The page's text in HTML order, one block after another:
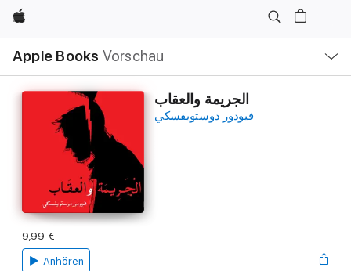
Apple
Apple Books Vorschau
Navigation
Menü
öffnen
الجريمة والعقاب
فيودور دوستويفسكي
9,99 €
Anhören